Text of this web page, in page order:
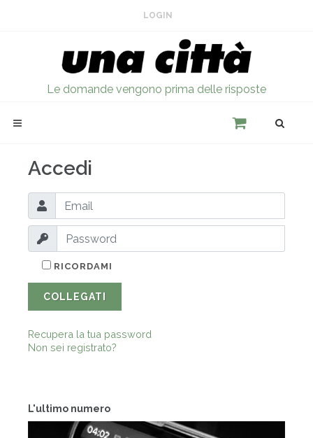
LOGIN
Le domande vengono prima delle risposte
L'ultimo numero
Accedi
RICORDAMI
COLLEGATI
Recupera la tua password
Non sei registrato?